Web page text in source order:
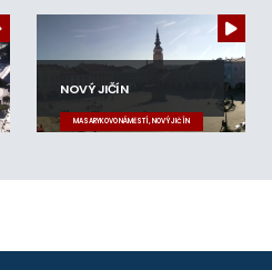
NOVÝ JIČÍN
MASARYKOVO NÁMĚSTÍ, NOVÝ JIČÍN